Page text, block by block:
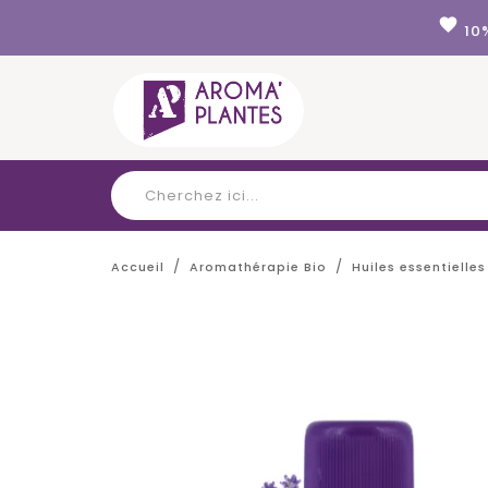
favorite
Accueil Aromathérapie Bio Huiles essentielles